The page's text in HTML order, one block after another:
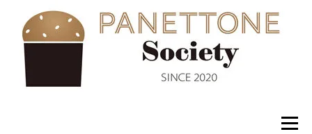
メニュー